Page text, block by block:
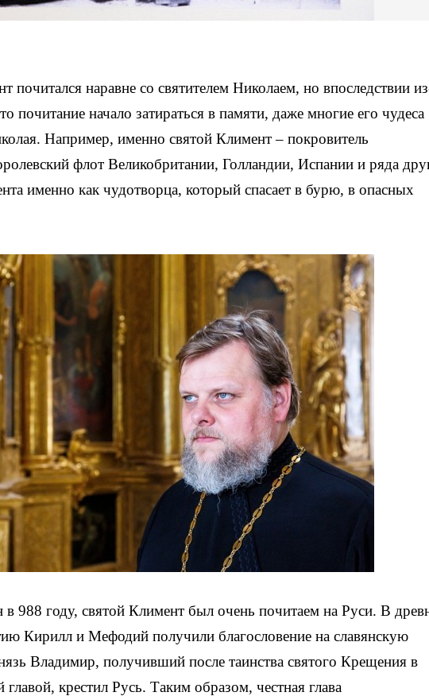
почитался наравне со святителем Николаем, но впоследствии
почитание начало затираться в памяти, даже многие его чудеса
Например, именно святой Климент – покровитель
флот Великобритании, Голландии, Испании и ряда
именно как чудотворца, который спасает в бурю, в опасных
988 году, святой Климент был очень почитаем на Руси. В
Кирилл и Мефодий получили благословение на славянскую
Владимир, получивший после таинства святого Крещения в
главой, крестил Русь. Таким образом, честная глава